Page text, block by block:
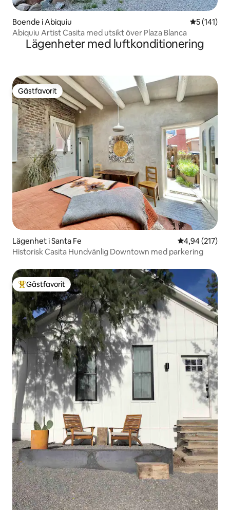
Boende i Abiquiu 5 av 5 i
5 (141)
Abiquiu Artist Casita med utsikt över Plaza Blanca
Lägenheter med luftkonditionering
Gästfavorit
Gästfavorit
Lägenhet i Santa Fe 4,94 av 5 i
4,94 (217)
Historisk Casita Hundvänlig Downtown med parkering
Populär gästfavorit
Gästfavorit